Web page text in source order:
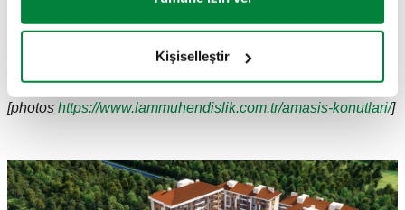
Kişiselleştir
istasyonu; Radyatörlü ısıtma sisteminde PE-Xc Borusu;
termal ortam kontrolü ve dağıtımı için mikrometrik ayar
[photos https://www.lammuhendislik.com.tr/amasis-konutlari/]